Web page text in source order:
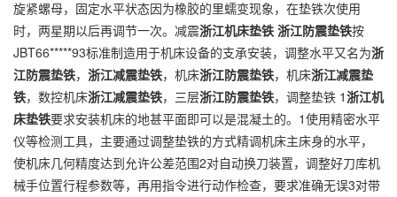
旋紧螺母，固定水平状态因为橡胶的里蠕变现象，在垫铁次使用
时，两星期以后再调节一次。减震浙江机床垫铁 浙江防震垫铁按
JBT66*****93标准制造用于机床设备的支承安装，调整水平又名为浙
江防震垫铁， 浙江减震垫铁，机床浙江防震垫铁，机床浙江减震垫
铁，数控机床浙江减震垫铁，三层浙江防震垫铁，调整垫铁 1浙江机
床垫铁要求安装机床的地甚平面即可以是混凝土的。1使用精密水平
仪等检测工具，主要通过调整垫铁的方式精调机床主床身的水平，
使机床几何精度达到允许公差范围2对自动换刀装置，调整好刀库机
械手位置行程参数等，再用指令进行动作检查，要求准确无误3对带